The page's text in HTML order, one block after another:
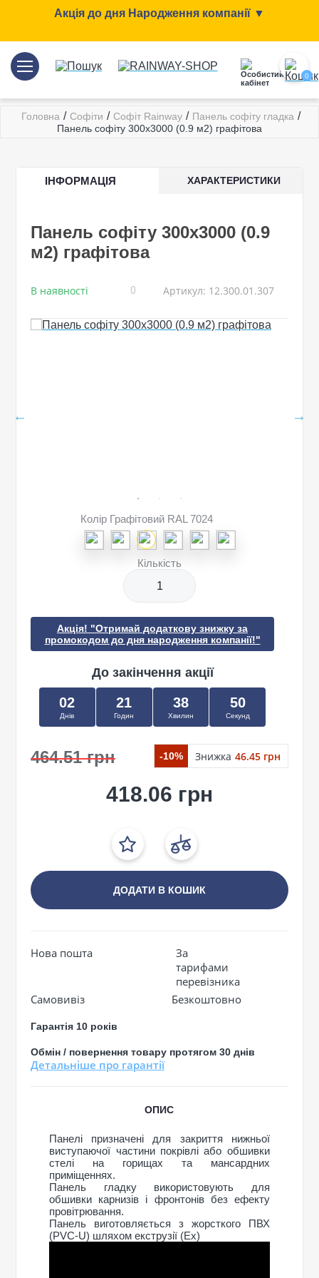
Акція до дня Народження компанії ▼
0
Головна / Софіти / Софіт Rainway / Панель софіту гладка /
Панель софіту 300x3000 (0.9 м2) графітова
ІНФОРМАЦІЯ ХАРАКТЕРИСТИКИ
Панель софіту 300x3000 (0.9
м2) графітова
В наявності 0 Артикул: 12.300.01.307
Колір Графітовий RAL 7024
Кількість
Акція! "Отримай додаткову знижку за
промокодом до дня народження компанії!"
До закінчення акції
02
Днів
21
Годин
38
Хвилин
49
Секунд
464.51 грн -10% Знижка 46.45 грн
418.06 грн
ДОДАТИ В КОШИК
Нова пошта
За
тарифами
перевізника
Самовивіз
Безкоштовно
Гарантія 10 років
Обмін / повернення товару протягом 30 днів
Детальніше про гарантії
ОПИС
Панелі призначені для закриття нижньої
виступаючої частини покрівлі або обшивки
стелі на горищах та мансардних
приміщеннях.
Панель гладку використовують для
обшивки карнизів і фронтонів без ефекту
провітрювання.
Панель виготовляється з жорсткого ПВХ
(PVC-U) шляхом екструзії (Ex)